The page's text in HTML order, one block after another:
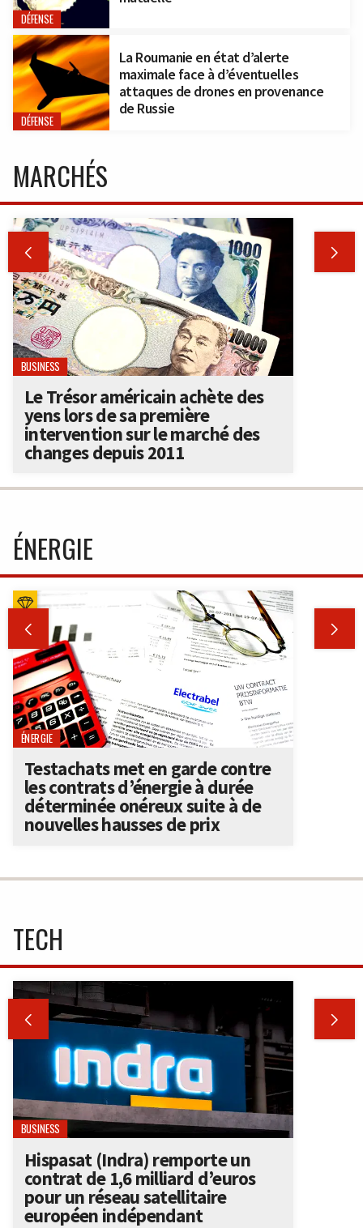
DÉFENSE
DÉFENSE
La Roumanie en état d’alerte
maximale face à d’éventuelles
attaques de drones en provenance
de Russie
MARCHÉS
 
BUSINESS
Le Trésor américain achète des
yens lors de sa première
intervention sur le marché des
changes depuis 2011
ÉNERGIE
 
ÉNERGIE
Testachats met en garde contre
les contrats d’énergie à durée
déterminée onéreux suite à de
nouvelles hausses de prix
TECH
 
BUSINESS
Hispasat (Indra) remporte un
contrat de 1,6 milliard d’euros
pour un réseau satellitaire
européen indépendant